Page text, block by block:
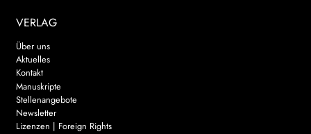
VERLAG
Über uns
Aktuelles
Kontakt
Manuskripte
Stellenangebote
Newsletter
Lizenzen | Foreign Rights